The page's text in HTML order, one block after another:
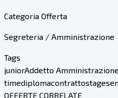
Categoria Offerta
Segreteria / Amministrazione
Tags
juniorAddetto Amministrazione
timediplomacontrattostage
OFFERTE CORRELATE